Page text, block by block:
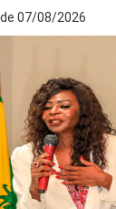
07/08/2026